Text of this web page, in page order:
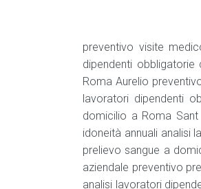
preventivo visite
dipendenti
Roma Aurelio
lavoratori dipendenti
domicilio a Roma
idoneità annuali analisi
prelievo sangue a
aziendale preventivo
analisi lavoratori